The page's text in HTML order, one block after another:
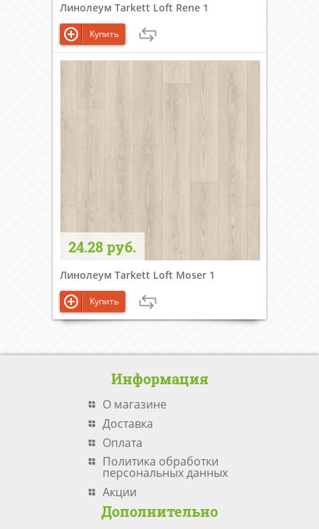
Линолеум Tarkett Loft Rene 1
Купить
24.28 руб.
Линолеум Tarkett Loft Moser 1
Купить
Информация
О магазине
Доставка
Оплата
Политика обработки
персональных данных
Акции
Дополнительно